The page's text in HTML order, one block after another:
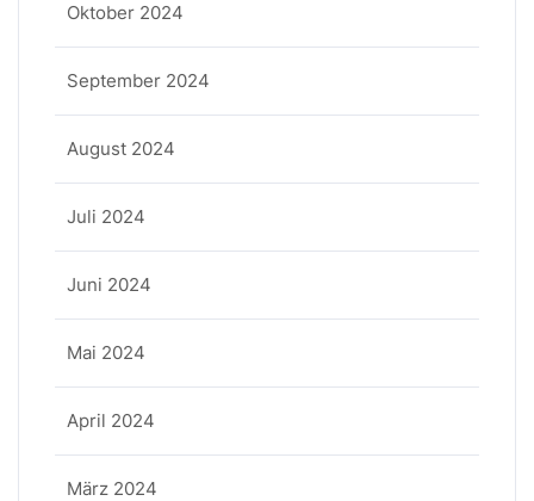
Oktober 2024
September 2024
August 2024
Juli 2024
Juni 2024
Mai 2024
April 2024
März 2024